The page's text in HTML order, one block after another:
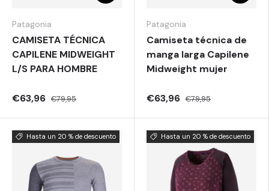
Patagonia
CAMISETA TÉCNICA
CAPILENE MIDWEIGHT
L/S PARA HOMBRE
€63,96 €79,95
Patagonia
Camiseta técnica de
manga larga Capilene
Midweight mujer
€63,96 €79,95
Hasta un 20 % de descuento Hasta un 20 % de descuento